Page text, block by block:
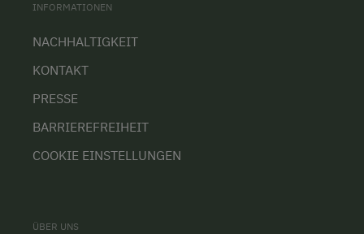
INFORMATIONEN
NACHHALTIGKEIT
KONTAKT
PRESSE
BARRIEREFREIHEIT
COOKIE EINSTELLUNGEN
ÜBER UNS